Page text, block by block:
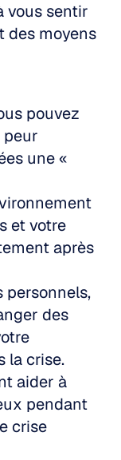
vous sentir
des moyens
pouvez
peur
une «
et votre
après
personnels,
des
la crise.
aider à
pendant
crise